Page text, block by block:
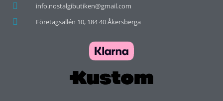
info.nostalgibutiken@gmail.com
Företagsallén 10, 184 40 Åkersberga